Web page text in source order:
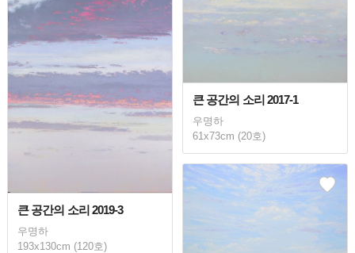
큰 공간의 소리 2017-1
우명하
61x73cm (20호)
큰 공간의 소리 2019-3
우명하
193x130cm (120호)